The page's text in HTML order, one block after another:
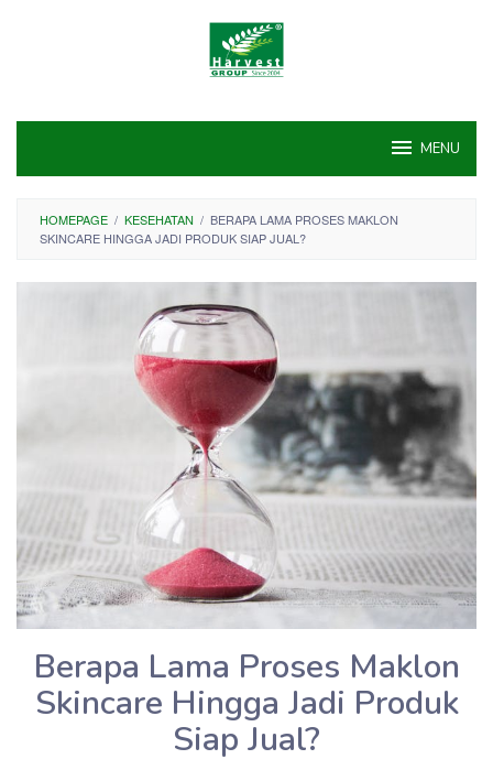
MENU
HOMEPAGE / KESEHATAN / BERAPA LAMA PROSES MAKLON
SKINCARE HINGGA JADI PRODUK SIAP JUAL?
Berapa Lama Proses Maklon
Skincare Hingga Jadi Produk
Siap Jual?